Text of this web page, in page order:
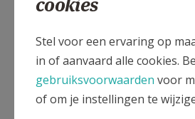
Elke dag van de noveen (6
juli) van 9 uur tot 17
persoonlijke
Stel voor een ervaring op
in of aanvaard alle cookies.
gebruiksvoorwaarden voor
of om je instellingen te